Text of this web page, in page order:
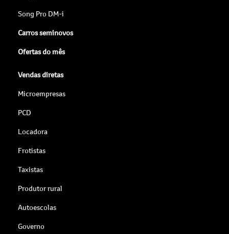
Song Pro DM-i
Carros seminovos
Ofertas do mês
Vendas diretas
Microempresas
PCD
Locadora
Frotistas
Taxistas
Produtor rural
Autoescolas
Governo